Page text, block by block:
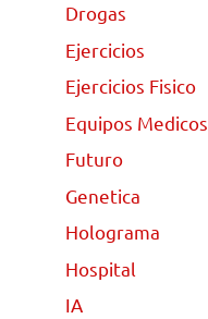
Drogas
Ejercicios
Ejercicios Fisico
Equipos Medicos
Futuro
Genetica
Holograma
Hospital
IA